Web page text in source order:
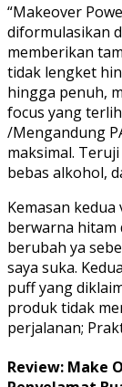
“Makeover
diformulasikan
memberikan
tidak lengket
hingga penuh,
focus yang
/Mengandung
maksimal.
bebas alkohol,
Kemasan
berwarna hitam
berubah ya
saya suka.
puff yang
produk tidak
perjalanan;
Review: Make